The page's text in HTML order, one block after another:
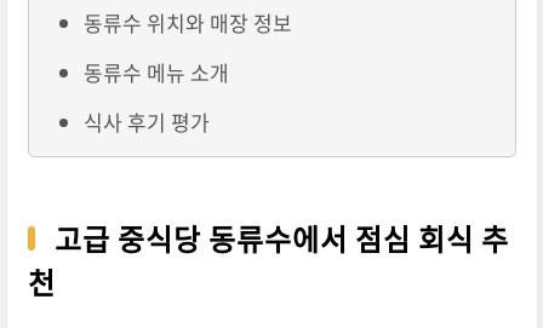
동류수 위치와 매장 정보
동류수 메뉴 소개
식사 후기 평가
고급 중식당 동류수에서 점심 회식 추
천